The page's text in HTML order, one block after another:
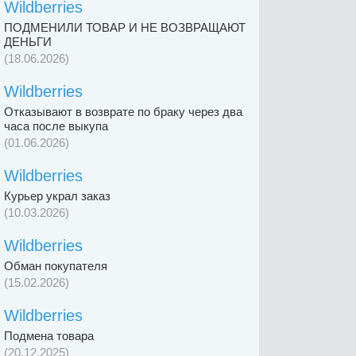
Wildberries
ПОДМЕНИЛИ ТОВАР И НЕ ВОЗВРАЩАЮТ
ДЕНЬГИ
(18.06.2026)
Wildberries
Отказывают в возврате по браку через два
часа после выкупа
(01.06.2026)
Wildberries
Курьер украл заказ
(10.03.2026)
Wildberries
Обман покупателя
(15.02.2026)
Wildberries
Подмена товара
(20.12.2025)